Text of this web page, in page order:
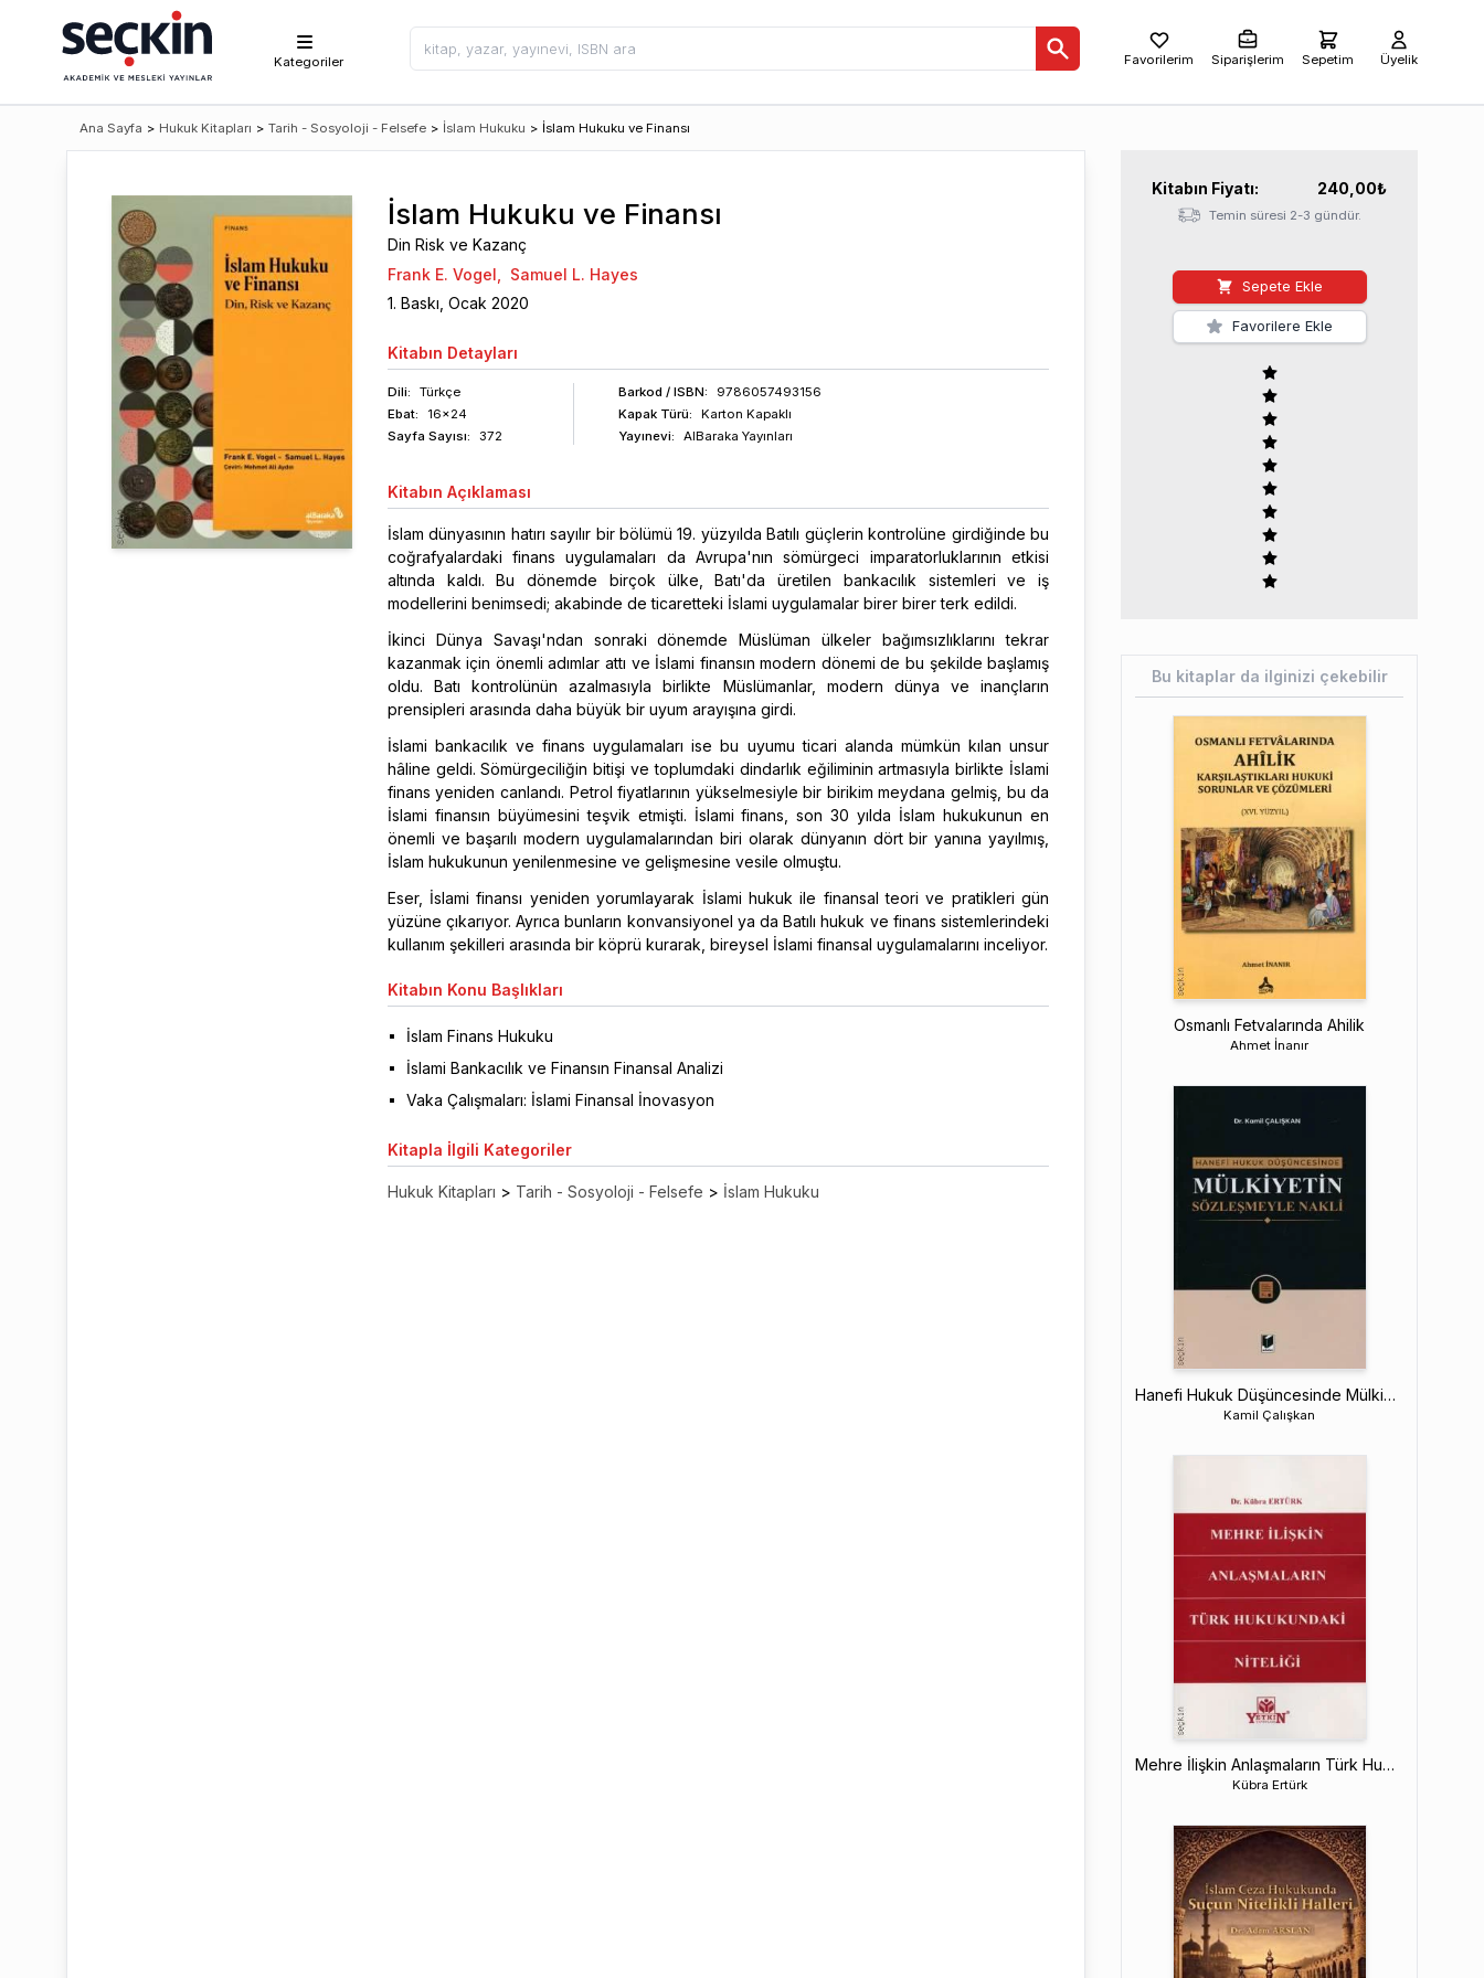
Kategoriler Favorilerim Siparişlerim Sepetim Üyelik
Ana Sayfa > Hukuk Kitapları > Tarih - Sosyoloji - Felsefe > İslam Hukuku > İslam Hukuku ve Finansı
İslam Hukuku ve Finansı
Din Risk ve Kazanç
Frank E. Vogel
Samuel L. Hayes
1. Baskı, Ocak 2020
Kitabın Detayları
Dili:
Türkçe
Ebat:
16x24
Sayfa Sayısı: 372
Barkod / ISBN:
9786057493156
Kapak Türü:
Karton Kapaklı
Yayınevi:
AlBaraka Yayınları
Kitabın Açıklaması
İslam dünyasının hatırı sayılır bir bölümü 19. yüzyılda Batılı güçlerin kontrolüne girdiğinde bu
coğrafyalardaki finans uygulamaları da Avrupa'nın sömürgeci imparatorluklarının etkisi
altında kaldı. Bu dönemde birçok ülke, Batı'da üretilen bankacılık sistemleri ve iş
modellerini benimsedi; akabinde de ticaretteki İslami uygulamalar birer birer terk edildi.
İkinci Dünya Savaşı'ndan sonraki dönemde Müslüman ülkeler bağımsızlıklarını tekrar
kazanmak için önemli adımlar attı ve İslami finansın modern dönemi de bu şekilde başlamış
oldu. Batı kontrolünün azalmasıyla birlikte Müslümanlar, modern dünya ve inançların
prensipleri arasında daha büyük bir uyum arayışına girdi.
İslami bankacılık ve finans uygulamaları ise bu uyumu ticari alanda mümkün kılan unsur
hâline geldi. Sömürgeciliğin bitişi ve toplumdaki dindarlık eğiliminin artmasıyla birlikte İslami
finans yeniden canlandı. Petrol fiyatlarının yükselmesiyle bir birikim meydana gelmiş, bu da
İslami finansın büyümesini teşvik etmişti. İslami finans, son 30 yılda İslam hukukunun en
önemli ve başarılı modern uygulamalarından biri olarak dünyanın dört bir yanına yayılmış,
İslam hukukunun yenilenmesine ve gelişmesine vesile olmuştu.
Eser, İslami finansı yeniden yorumlayarak İslami hukuk ile finansal teori ve pratikleri gün
yüzüne çıkarıyor. Ayrıca bunların konvansiyonel ya da Batılı hukuk ve finans sistemlerindeki
kullanım şekilleri arasında bir köprü kurarak, bireysel İslami finansal uygulamalarını inceliyor.
Kitabın Konu Başlıkları
İslam Finans Hukuku
İslami Bankacılık ve Finansın Finansal Analizi
Vaka Çalışmaları: İslami Finansal İnovasyon
Kitapla İlgili Kategoriler
Hukuk Kitapları > Tarih - Sosyoloji - Felsefe > İslam Hukuku
Kitabın Fiyatı: 240,00₺
Temin süresi 2-3 gündür.
Sepete Ekle
Favorilere Ekle
Bu kitaplar da ilginizi çekebilir
Osmanlı Fetvalarında Ahilik
Ahmet İnanır
Hanefi Hukuk Düşüncesinde Mülkiyetin Sözleşmeyle Nakli
Kamil Çalışkan
Mehre İlişkin Anlaşmaların Türk Hukukundaki Niteliği
Kübra Ertürk